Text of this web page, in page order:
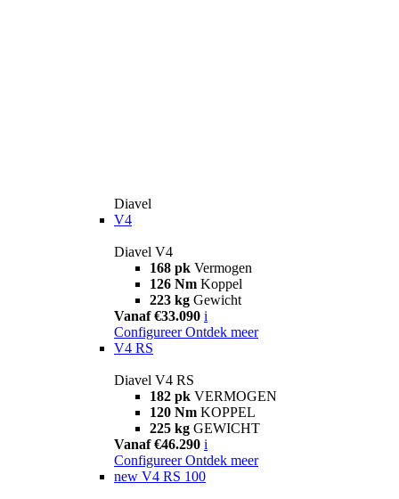
Diavel
V4
Diavel V4
168 pk Vermogen
126 Nm Koppel
223 kg Gewicht
Vanaf €33.090 i
Configureer Ontdek meer
V4 RS
Diavel V4 RS
182 pk VERMOGEN
120 Nm KOPPEL
225 kg GEWICHT
Vanaf €46.290 i
Configureer Ontdek meer
new V4 RS 100